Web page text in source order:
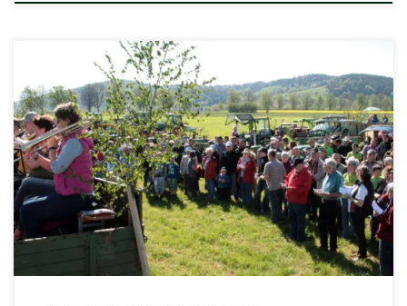
Eine Fahrt für den Frieden in der Ukraine – Sonntag, 29. Mai
2022 Es ist wieder so weit, auch in diesem Jahr lädt der
Herleshäuser Männertreff um Pfr. i.R. Dr. Manfred Gerland
zu einer Schlepperwallfahrt ein. Wir wollen unterwegs sein
und den Blick nach außen mit dem Blick nach innen […]